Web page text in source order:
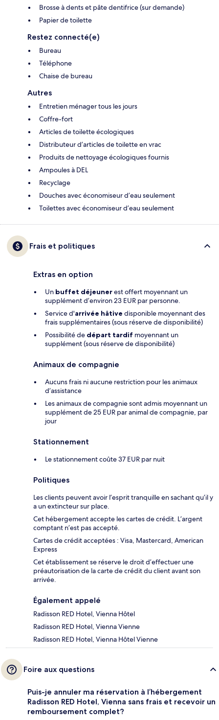
Brosse à dents et pâte dentifrice (sur demande)
Papier de toilette
Restez connecté(e)
Bureau
Téléphone
Chaise de bureau
Autres
Entretien ménager tous les jours
Coffre-fort
Articles de toilette écologiques
Distributeur d’articles de toilette en vrac
Produits de nettoyage écologiques fournis
Ampoules à DEL
Recyclage
Douches avec économiseur d’eau seulement
Toilettes avec économiseur d’eau seulement
Frais et politiques
Extras en option
Un buffet déjeunerest offert moyennant un
supplément d’environ 23 EUR par personne.
Service d'arrivée hâtive disponible moyennant des
frais supplémentaires (sous réserve de disponibilité)
Possibilité de départ tardif moyennant un
supplément (sous réserve de disponibilité)
Animaux de compagnie
Aucuns frais ni aucune restriction pour les animaux
d’assistance
Les animaux de compagnie sont admis moyennant un
supplément de 25 EUR par animal de compagnie, par
jour
Stationnement
Le stationnement coûte 37 EUR par nuit
Politiques
Les clients peuvent avoir l’esprit tranquille en sachant qu’il y
a un extincteur sur place.
Cet hébergement accepte les cartes de crédit. L’argent
comptant n’est pas accepté.
Cartes de crédit acceptées : Visa, Mastercard, American
Express
Cet établissement se réserve le droit d’effectuer une
préautorisation de la carte de crédit du client avant son
arrivée.
Également appelé
Radisson RED Hotel, Vienna Hôtel
Radisson RED Hotel, Vienna Vienne
Radisson RED Hotel, Vienna Hôtel Vienne
Foire aux questions
Puis-je annuler ma réservation à l’hébergement
Radisson RED Hotel, Vienna sans frais et recevoir un
remboursement complet?